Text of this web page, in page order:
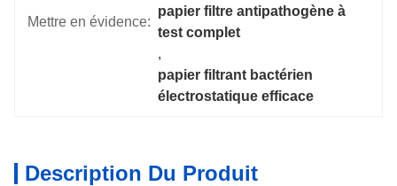
Mettre en évidence:
papier filtre antipathogène à
test complet
,
papier filtrant bactérien
électrostatique efficace
Description Du Produit